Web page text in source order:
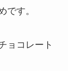
です。
ョコレート